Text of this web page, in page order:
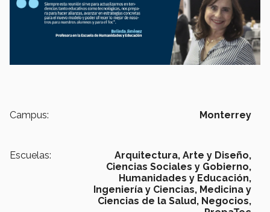
Campus: Monterrey
Escuelas:
Arquitectura, Arte y Diseño,
Ciencias Sociales y Gobierno,
Humanidades y Educación,
Ingeniería y Ciencias, Medicina y
Ciencias de la Salud, Negocios,